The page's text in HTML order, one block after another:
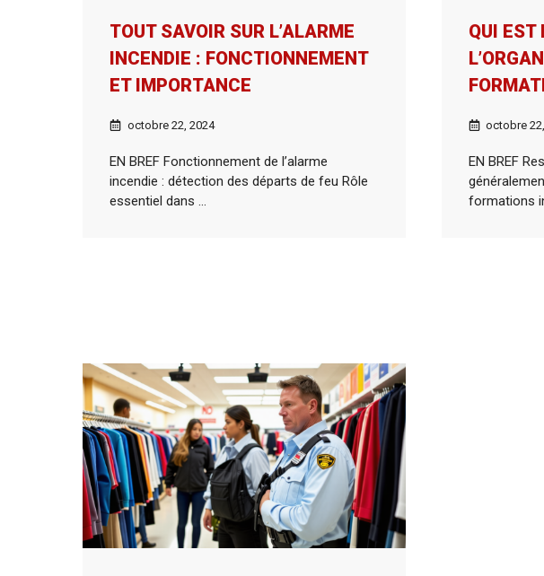
TOUT SAVOIR SUR L’ALARME
INCENDIE : FONCTIONNEMENT
ET IMPORTANCE
octobre 22, 2024
EN BREF Fonctionnement de l’alarme
incendie : détection des départs de feu Rôle
essentiel dans ...
QUI EST
octobre
EN BREF
formations